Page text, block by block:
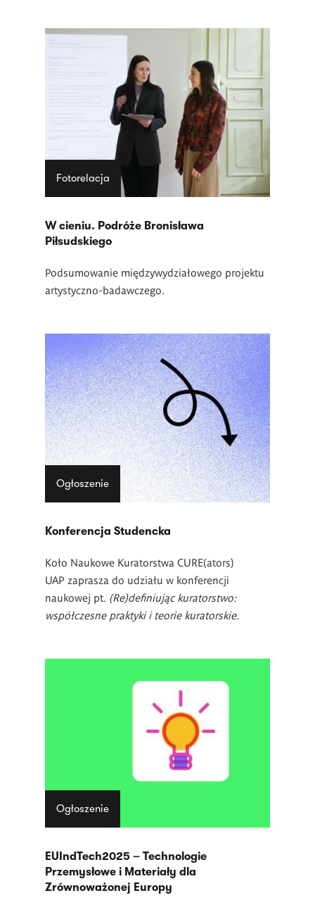
Fotorelacja
W cieniu. Podróże Bronisława
Piłsudskiego
Podsumowanie międzywydziałowego projektu
artystyczno-badawczego.
Ogłoszenie
Konferencja Studencka
Koło Naukowe Kuratorstwa CURE(ators)
UAP zaprasza do udziału w konferencji
naukowej pt. (Re)definiując kuratorstwo:
współczesne praktyki i teorie kuratorskie.
Ogłoszenie
EUIndTech2025 – Technologie
Przemysłowe i Materiały dla
Zrównoważonej Europy